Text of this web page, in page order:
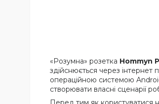
«Розумна» розетка Hommyn
здійснюється через
операційною системою
створювати власні сценарії